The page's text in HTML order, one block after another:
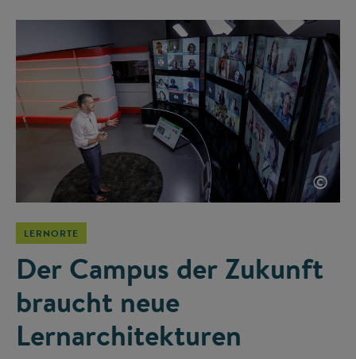
©
LERNORTE
Der Campus der Zukunft
braucht neue
Lernarchitekturen